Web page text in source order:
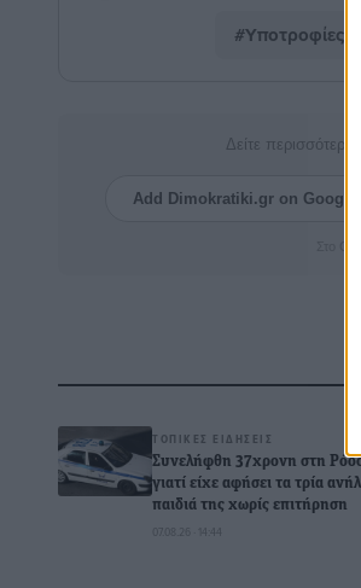
#Υποτροφίες
Δείτε
Add Dimokratiki.gr on Google
Στο
ΤΟΠΙΚΈΣ ΕΙΔΉΣΕΙΣ
Συνελήφθη 37χρονη στη
γιατί είχε αφήσει τα τρία
παιδιά της χωρίς επιτήρηση
07.08.26 · 14:44